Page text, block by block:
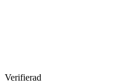
Verifierad